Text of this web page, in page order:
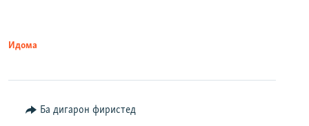
Идома
Ба дигарон фиристед